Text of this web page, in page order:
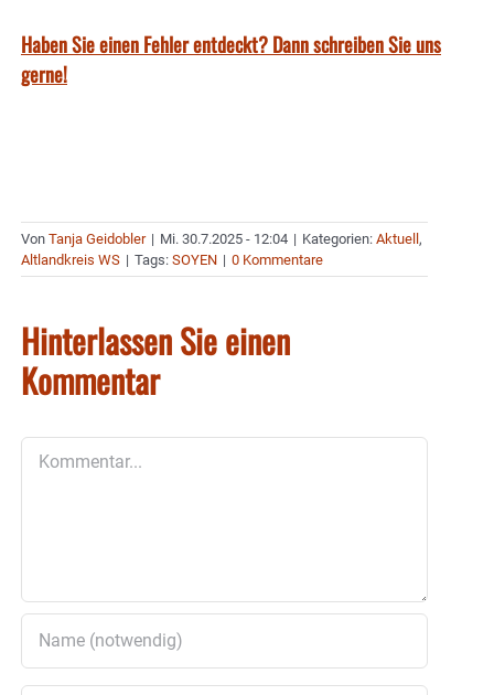
Haben Sie einen Fehler entdeckt? Dann schreiben Sie uns
gerne!
Von Tanja Geidobler | Mi. 30.7.2025 - 12:04 | Kategorien: Aktuell,
Altlandkreis WS | Tags: SOYEN | 0 Kommentare
Hinterlassen Sie einen
Kommentar